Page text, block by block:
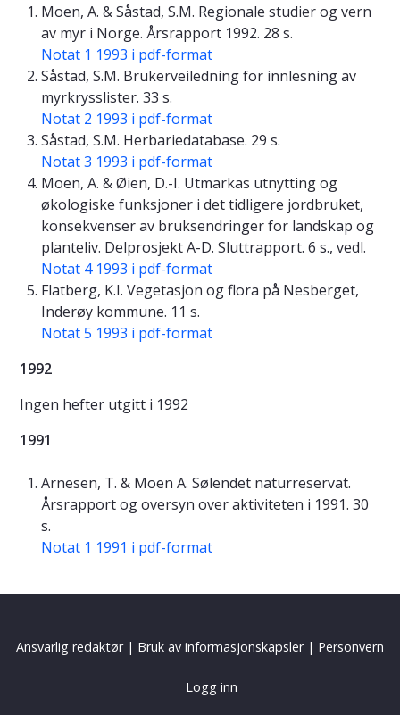
Moen, A. & Såstad, S.M. Regionale studier og vern
av myr i Norge. Årsrapport 1992. 28 s.
Notat 1 1993 i pdf-format
Såstad, S.M. Brukerveiledning for innlesning av
myrkrysslister. 33 s.
Notat 2 1993 i pdf-format
Såstad, S.M. Herbariedatabase. 29 s.
Notat 3 1993 i pdf-format
Moen, A. & Øien, D.-I. Utmarkas utnytting og
økologiske funksjoner i det tidligere jordbruket,
konsekvenser av bruksendringer for landskap og
planteliv. Delprosjekt A-D. Sluttrapport. 6 s., vedl.
Notat 4 1993 i pdf-format
Flatberg, K.I. Vegetasjon og flora på Nesberget,
Inderøy kommune. 11 s.
Notat 5 1993 i pdf-format
1992
Ingen hefter utgitt i 1992
1991
Arnesen, T. & Moen A. Sølendet naturreservat.
Årsrapport og oversyn over aktiviteten i 1991. 30
s.
Notat 1 1991 i pdf-format
Ansvarlig redaktør| Bruk av informasjonskapsler| Personvern
Logg inn